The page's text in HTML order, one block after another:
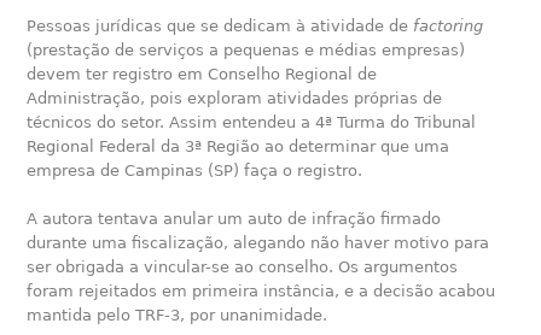
Pessoas jurídicas que se dedicam à atividade de factoring
(prestação de serviços a pequenas e médias empresas)
devem ter registro em Conselho Regional de
Administração, pois exploram atividades próprias de
técnicos do setor. Assim entendeu a 4ª Turma do Tribunal
Regional Federal da 3ª Região ao determinar que uma
empresa de Campinas (SP) faça o registro.
A autora tentava anular um auto de infração firmado
durante uma fiscalização, alegando não haver motivo para
ser obrigada a vincular-se ao conselho. Os argumentos
foram rejeitados em primeira instância, e a decisão acabou
mantida pelo TRF-3, por unanimidade.